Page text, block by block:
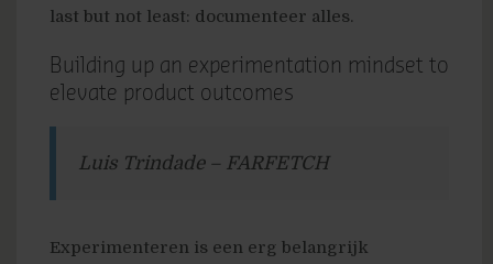
last but not least: documenteer alles.
Building up an experimentation mindset to
elevate product outcomes
Luis Trindade – FARFETCH
Experimenteren is een erg belangrijk